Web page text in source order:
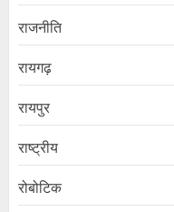
राजनीति
रायगढ़
रायपुर
राष्ट्रीय
रोबोटिक